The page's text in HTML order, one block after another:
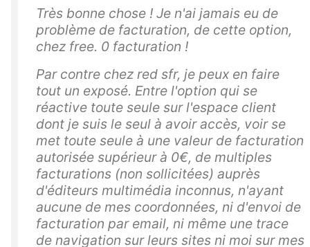
Très bonne chose ! Je n'ai jamais eu de
problème de facturation, de cette option,
chez free. 0 facturation !
Par contre chez red sfr, je peux en faire
tout un exposé. Entre l'option qui se
réactive toute seule sur l'espace client
dont je suis le seul à avoir accès, voir se
met toute seule à une valeur de facturation
autorisée supérieur à 0€, de multiples
facturations (non sollicitées) auprès
d'éditeurs multimédia inconnus, n'ayant
aucune de mes coordonnées, ni d'envoi de
facturation par email, ni même une trace
de navigation sur leurs sites ni moi sur mes